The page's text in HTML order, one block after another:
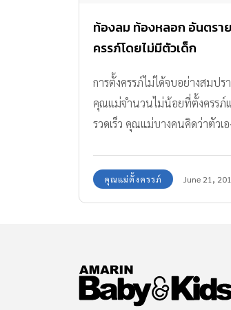
ท้องลม ท้องหลอก อันตรา
ครรภ์โดยไม่มีตัวเด็ก
การตั้งครรภ์ไม่ได้จบอย่างสมปร
คุณแม่จำนวนไม่น้อยที่ตั้งครรภ์
รวดเร็ว คุณแม่บางคนคิดว่าตัวเ
คุณแม่ตั้งครรภ์ June 21,